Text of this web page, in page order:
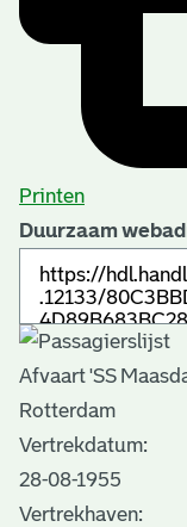
Printen
Duurzaam
Afvaart 'SS
Rotterdam
Vertrekdatum:
28-08-1955
Vertrekhaven: